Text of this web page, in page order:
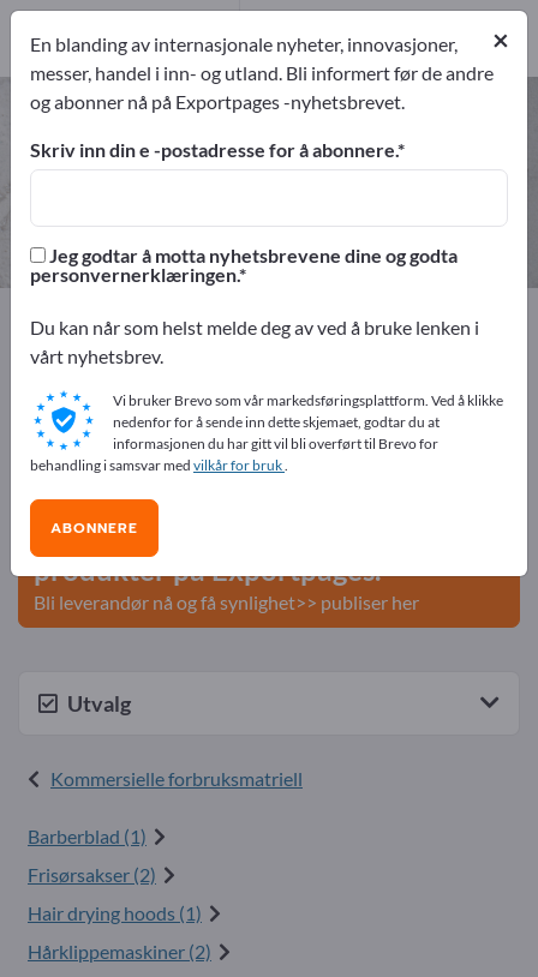
Frisørutstyr – finn produsenter og
leverandører
9
9
Exportpages
Råvarer og verksteddeler
Kommersielle forbruksmatriell
Annonser gratis på Exportpages!
Behov – Tilbud – Brukte varer – Forretningskontakter >>
start her
Publiser din bedrift og dine
produkter på Exportpages.
Bli leverandør nå og få synlighet>> publiser her
Utvalg
Kommersielle forbruksmatriell
Barberblad (1)
Frisørsakser (2)
Hair drying hoods (1)
Hårklippemaskiner (2)
×
En blanding av internasjonale nyheter, innovasjoner,
messer, handel i inn- og utland. Bli informert før de andre
og abonner nå på Exportpages -nyhetsbrevet.
Skriv inn din e -postadresse for å abonnere.
Jeg godtar å motta nyhetsbrevene dine og godta
personvernerklæringen.
Du kan når som helst melde deg av ved å bruke lenken i
vårt nyhetsbrev.
Vi bruker Brevo som vår markedsføringsplattform. Ved å klikke
nedenfor for å sende inn dette skjemaet, godtar du at
informasjonen du har gitt vil bli overført til Brevo for
behandling i samsvar med vilkår for bruk.
ABONNERE